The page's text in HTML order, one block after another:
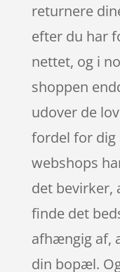
returnere
efter du har
nettet, og i
shoppen
udover de
fordel for dig
webshops
det bevirker,
finde det
afhængig af,
din bopæl.